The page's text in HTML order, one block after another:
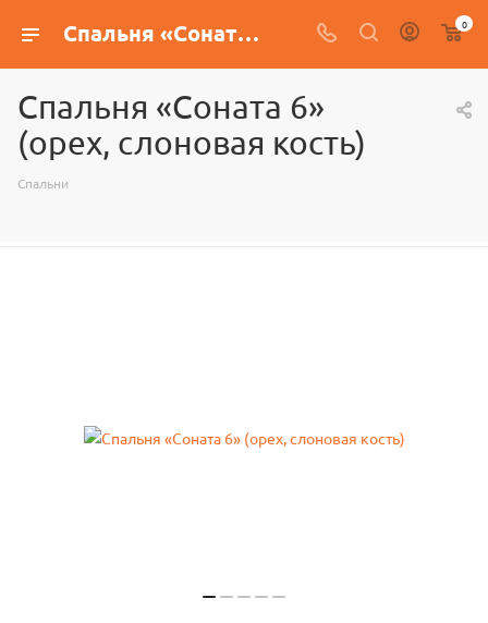
Спальня «Соната 6» (орех, слоновая кость) 0
Спальня «Соната 6»
(орех, слоновая кость)
Спальни